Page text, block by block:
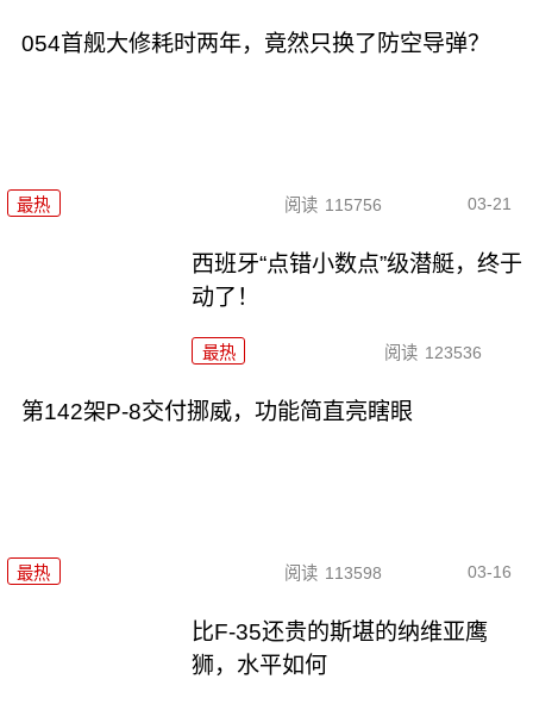
054首舰大修耗时两年，竟然只换了防空导弹？
最热 阅读 115756 03-21
西班牙“点错小数点”级潜艇，终于
动了！
最热 阅读 123536
第142架P-8交付挪威，功能简直亮瞎眼
最热 阅读 113598 03-16
比F-35还贵的斯堪的纳维亚鹰
狮，水平如何